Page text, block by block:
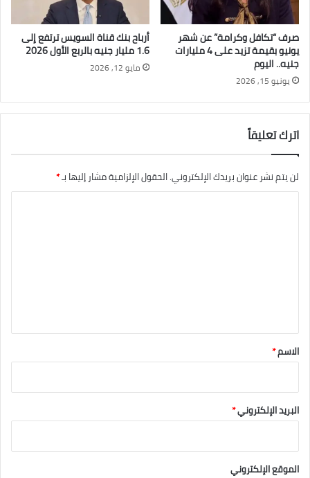
صرف “تكافل وكرامة” عن شهر
يونيو بقيمة تزيد على 4 مليارات
جنيه.. اليوم
يونيو 15, 2026
أرباح بنك قناة السويس ترتفع إلى
1.6 مليار جنيه بالربع الأول 2026
مايو 12, 2026
اترك تعليقاً
لن يتم نشر عنوان بريدك الإلكتروني.الحقول الإلزامية مشار إليها بـ*
*
الاسم*
البريد الإلكتروني*
الموقع الإلكتروني